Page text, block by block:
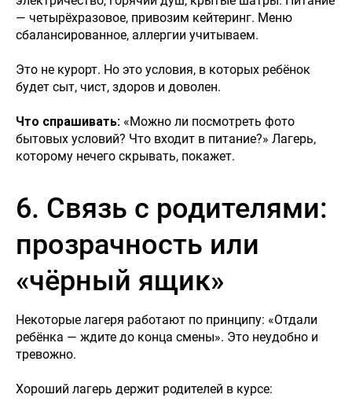
— четырёхразовое, привозим кейтеринг. Меню
сбалансированное, аллергии учитываем.
Это не курорт. Но это условия, в которых ребёнок
будет сыт, чист, здоров и доволен.
Что спрашивать: «Можно ли посмотреть фото
бытовых условий? Что входит в питание?» Лагерь,
которому нечего скрывать, покажет.
6. Связь с родителями:
прозрачность или
«чёрный ящик»
Некоторые лагеря работают по принципу: «Отдали
ребёнка — ждите до конца смены». Это неудобно и
тревожно.
Хороший лагерь держит родителей в курсе: